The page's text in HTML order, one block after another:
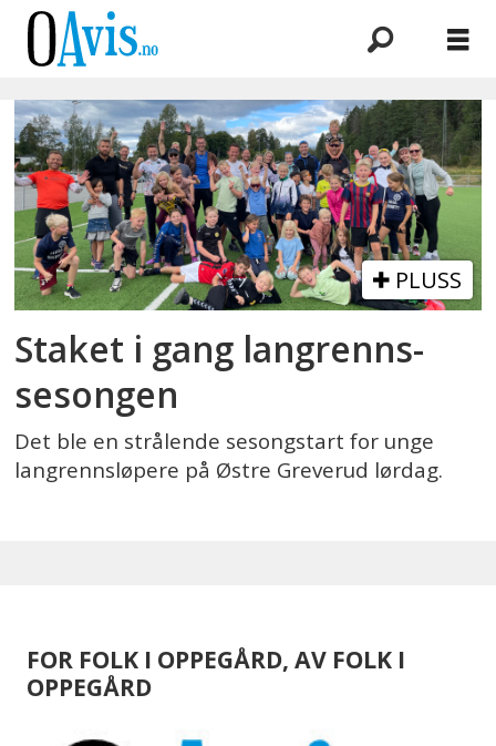
Emne:
langrennssesong
PLUSS
Staket i gang langrenns-
sesongen
Det ble en strålende sesongstart for unge
langrennsløpere på Østre Greverud lørdag.
FOR FOLK I OPPEGÅRD, AV FOLK I
OPPEGÅRD